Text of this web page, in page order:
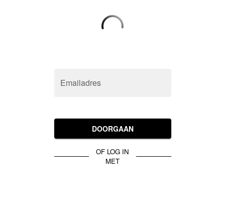
Emailadres
DOORGAAN
OF LOG IN
MET